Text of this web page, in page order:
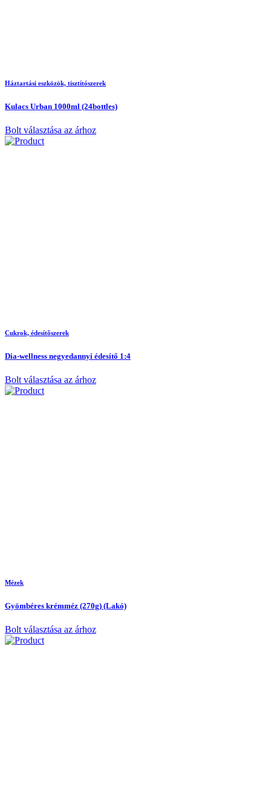
Háztartási eszközök, tisztítószerek
Kulacs Urban 1000ml (24bottles)
Bolt választása az árhoz
Cukrok, édesítõszerek
Dia-wellness negyedannyi édesítő 1:4
Bolt választása az árhoz
Mézek
Gyömbéres krémméz (270g) (Lakó)
Bolt választása az árhoz